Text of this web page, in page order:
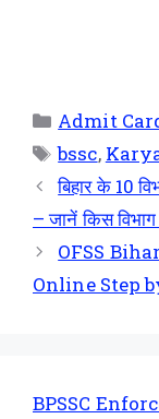
Admit
bssc,
बिहार के 10
– जानें किस
OFSS
Online Step
BPSSC